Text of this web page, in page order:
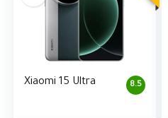
8.5
Xiaomi 15 Ultra